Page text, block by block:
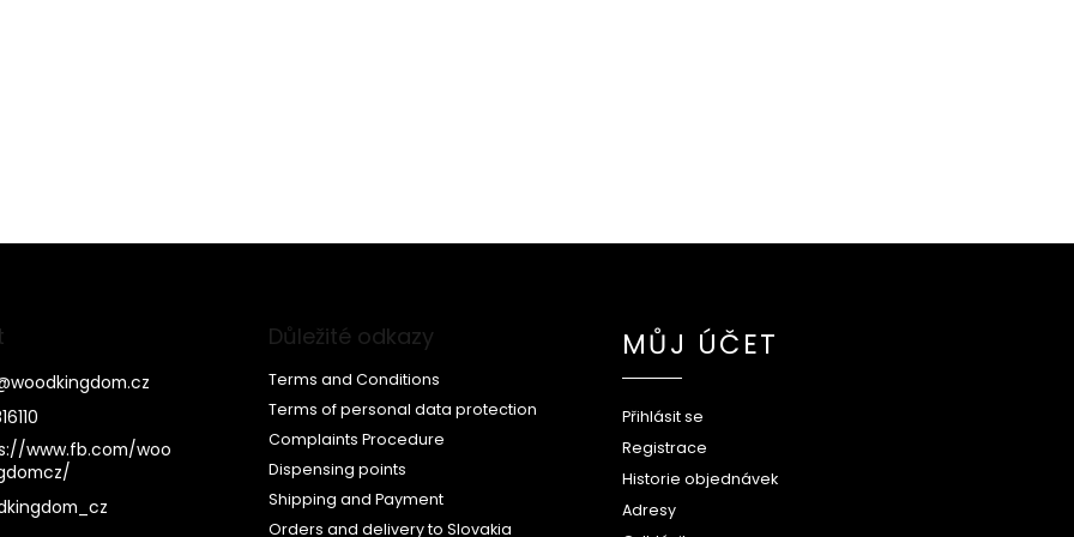
woodkingdom.cz
www.fb.com/woo
Důležité odkazy
Terms and Conditions
Terms of personal data protection
Complaints Procedure
Dispensing points
Shipping and Payment
Orders and delivery to Slovakia
MŮJ ÚČET
Přihlásit se
Registrace
Historie objednávek
Adresy